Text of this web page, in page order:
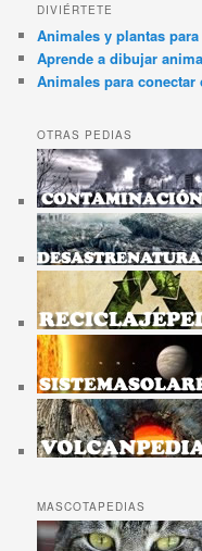
DIVIÉRTETE
Animales y plantas
Aprende a dibujar
Animales para
OTRAS PEDIAS
MASCOTAPEDIAS